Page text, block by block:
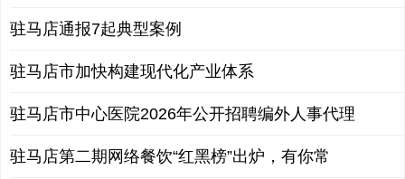
驻马店通报7起典型案例
驻马店市加快构建现代化产业体系
驻马店市中心医院2026年公开招聘编外人事代理
驻马店第二期网络餐饮“红黑榜”出炉，有你常